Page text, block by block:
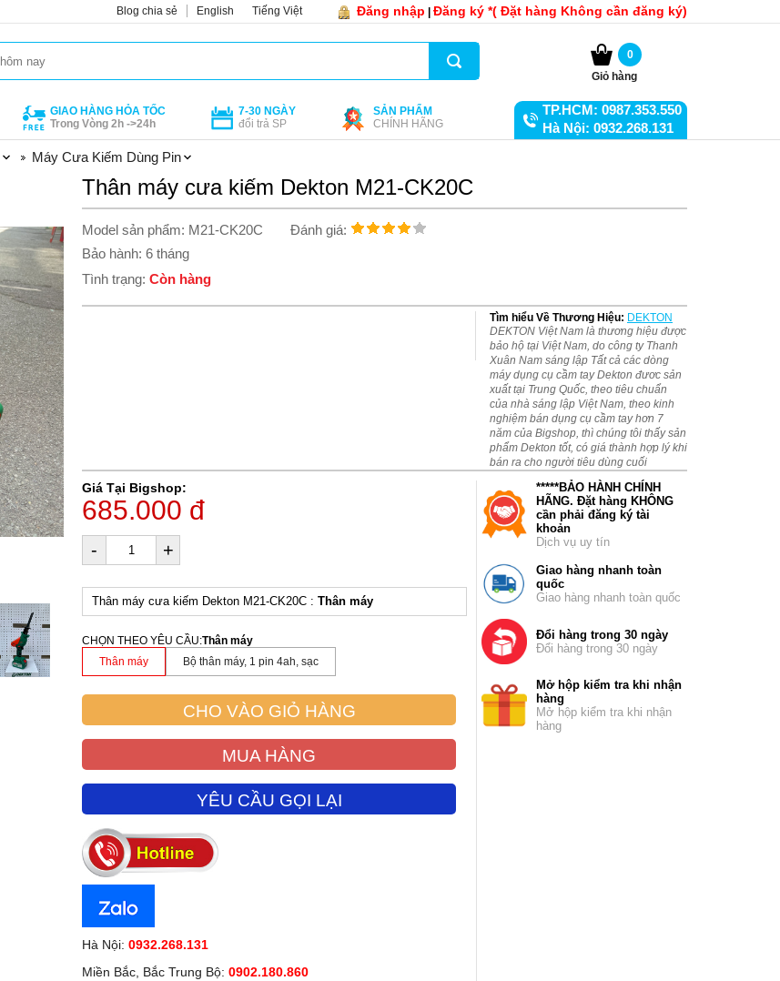
Đăng nhập Đăng ký *( Đặt hàng Không cần đăng ký)
Blog chia sẻ English Tiếng Việt
0
Giỏ hàng
GIAO HÀNG HỎA TỐC
Trong Vòng 2h ->24h
7-30 NGÀY
đổi trả SP
SẢN PHẨM
CHÍNH HÃNG
TP.HCM: 0987.353.550
Hà Nội: 0932.268.131
Máy Cưa Kiếm Dùng Pin
Thân máy cưa kiếm Dekton M21-CK20C
Model sản phẩm: M21-CK20C
Đánh giá:
Bảo hành: 6 tháng
Tình trạng: Còn hàng
Tìm hiểu Về Thương Hiệu: DEKTON
DEKTON Việt Nam là thương hiệu được
bảo hộ tại Việt Nam, do công ty Thanh
Xuân Nam sáng lập Tất cả các dòng
máy dụng cụ cầm tay Dekton đươc sản
xuất tại Trung Quốc, theo tiêu chuẩn
của nhà sáng lập Việt Nam, theo kinh
nghiệm bán dụng cụ cầm tay hơn 7
năm của Bigshop, thì chúng tôi thấy sản
phẩm Dekton tốt, có giá thành hợp lý khi
bán ra cho người tiêu dùng cuối
Giá Tại Bigshop:
685.000 đ
- +
Thân máy cưa kiếm Dekton M21-CK20C : Thân máy
CHỌN THEO YÊU CẦU:Thân máy
Thân máy
Bộ thân máy, 1 pin 4ah, sạc
CHO VÀO GIỎ HÀNG
MUA HÀNG
YÊU CẦU GỌI LẠI
Hà Nội: 0932.268.131
Miền Bắc, Bắc Trung Bộ: 0902.180.860
*****BẢO HÀNH CHÍNH
HÃNG. Đặt hàng KHÔNG
cần phải đăng ký tài
khoản
Dịch vụ uy tín
Giao hàng nhanh toàn
quốc
Giao hàng nhanh toàn quốc
Đổi hàng trong 30 ngày
Đổi hàng trong 30 ngày
Mở hộp kiểm tra khi nhận
hàng
Mở hộp kiểm tra khi nhận
hàng